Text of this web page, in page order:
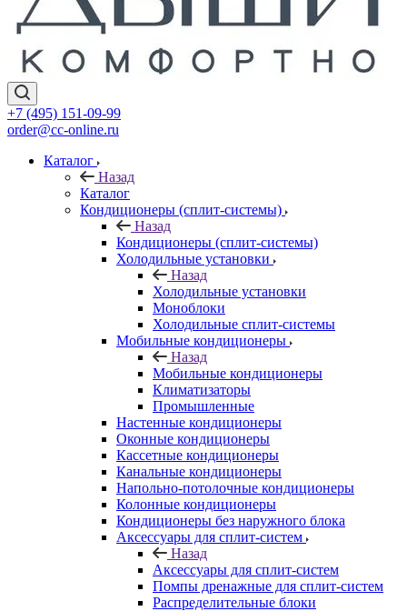
+7 (495) 151-09-99
order@cc-online.ru
Каталог
Назад
Каталог
Кондиционеры (сплит-системы)
Назад
Кондиционеры (сплит-системы)
Холодильные установки
Назад
Холодильные установки
Моноблоки
Холодильные сплит-системы
Мобильные кондиционеры
Назад
Мобильные кондиционеры
Климатизаторы
Промышленные
Настенные кондиционеры
Оконные кондиционеры
Кассетные кондиционеры
Канальные кондиционеры
Напольно-потолочные кондиционеры
Колонные кондиционеры
Кондиционеры без наружного блока
Аксессуары для сплит-систем
Назад
Аксессуары для сплит-систем
Помпы дренажные для сплит-систем
Распределительные блоки